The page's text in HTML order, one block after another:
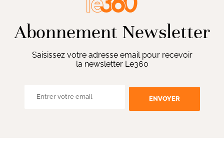
Abonnement Newsletter
Saisissez votre adresse email pour recevoir
la newsletter Le360
ENVOYER